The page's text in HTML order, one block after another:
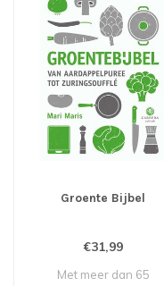
Groente Bijbel
€31,99
Met meer dan 65